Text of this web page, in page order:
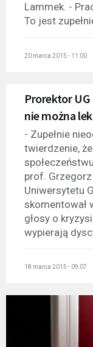
Lammek. -
To jest
20 marca 2015 - 11:00
Prorektor
nie można
- Zupełnie
twierdzenie,
prof.
Uniwersytetu
skomentował
głosy o
wypierają
18 marca 2015 - 09:07